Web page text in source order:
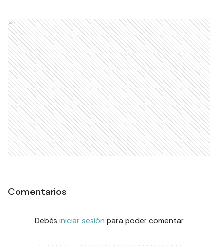
Ads
Comentarios
Debés iniciar sesión para poder comentar